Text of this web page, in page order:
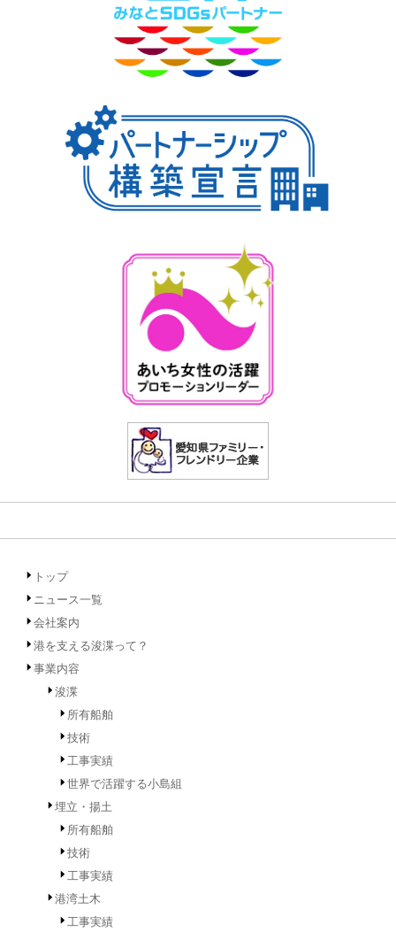
トップ
ニュース一覧
会社案内
港を支える浚渫って？
事業内容
浚渫
所有船舶
技術
工事実績
世界で活躍する小島組
埋立・揚土
所有船舶
技術
工事実績
港湾土木
工事実績